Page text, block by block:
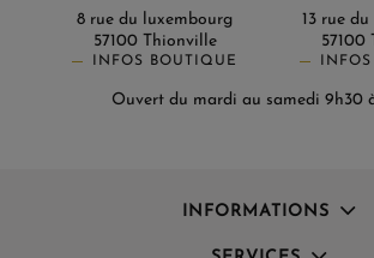
8 rue du luxembourg
57100 Thionville
INFOS BOUTIQUE
13 rue
57100
Ouvert du mardi au samedi 9h30
INFORMATIONS